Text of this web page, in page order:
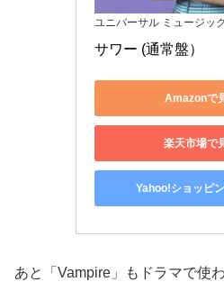
ユニバーサル ミュージック
サワー (通常盤）
Amazonで
楽天市場で
Yahoo!ショッピ
あと「Vampire」もドラマで使